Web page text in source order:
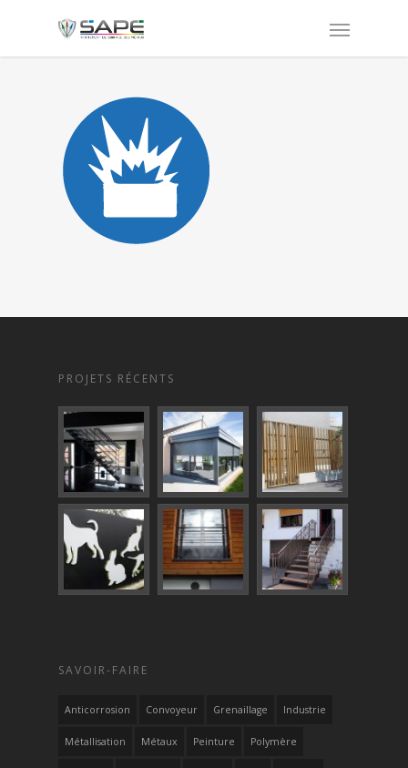
PROJETS RÉCENTS
SAVOIR-FAIRE
Anticorrosion Convoyeur Grenaillage Industrie
Métallisation Métaux Peinture Polymère